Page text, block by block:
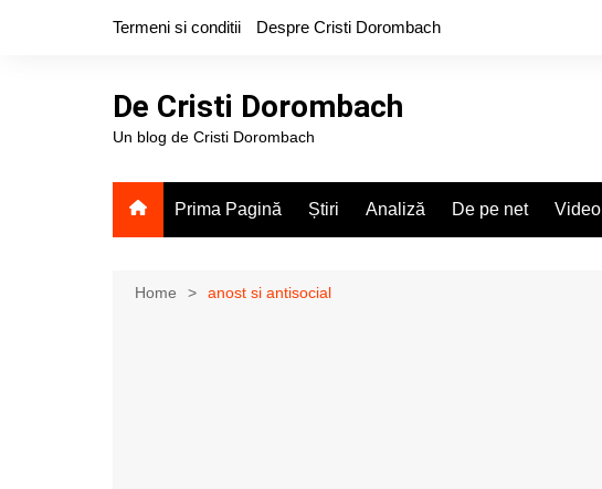
Termeni si conditii Despre Cristi Dorombach
De Cristi Dorombach
Un blog de Cristi Dorombach
Prima Pagină Știri Analiză De pe net Video
Home anost si antisocial